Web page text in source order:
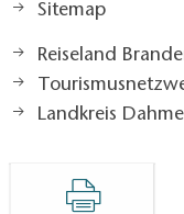
Sitemap
Reiseland
Landkreis